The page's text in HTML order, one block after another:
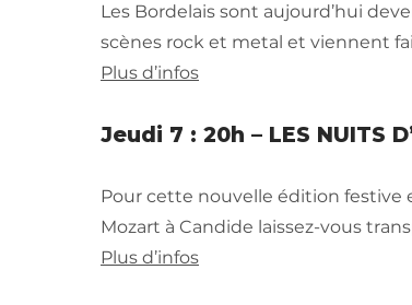
Les Bordelais sont aujourd’hui
scènes rock et metal et viennent
Plus d’infos
Jeudi 7 : 20h – LES NUITS
Pour cette nouvelle édition festive
Mozart à Candide laissez-vous
Plus d’infos